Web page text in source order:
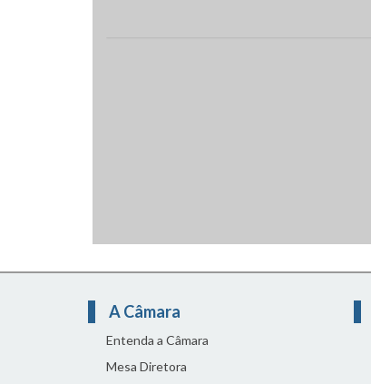
A Câmara
Entenda a Câmara
Mesa Diretora